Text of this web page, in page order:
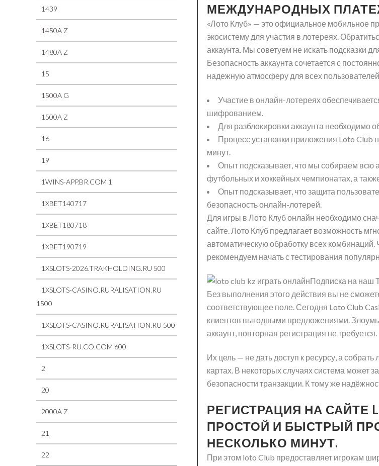
1439
1450A Z
1480A Z
15
1500A G
1500A Z
16
19
1WINS-APP.BR.COM 1
1XBET140717
1XBET180718
1XBET190719
1XSLOTS-2026.TRAKHOLDING.RU 500
1XSLOTS-CASINO.RURALISATION.RU
1500
1XSLOTS-CASINO.RURALISATION.RU 500
1XSLOTS-RU.CO.COM 600
2
20
2000A Z
21
22
МЕЖДУНАРОДНЫХ
«Лото Клуб» — это официальное мобильное
экосистему для участия в лотереях.
аккаунта. Мы советуем не искать подсказки
Безопасность аккаунта сочетается с
надежную атмосферу для всех пользователей.
Участие в онлайн-лотереях
шифрованием.
Для разблокировки аккаунта необходимо
Процесс установки приложения Loto Club
минут.
Опыт подсказывает, что мы собираем всю
футбольных и хоккейных чемпионатах, а
Опыт подсказывает, что защита
безопасность онлайн-лотерей.
Для игры в Лото Клуб онлайн необходимо
сайте. Лото Клуб предлагает возможность
автоматическую обработку всех
рекомендуем начать с тестирования
Подписка на наш
Без выполнения этого действия вы не
соответствующее поле. Сегодня Loto Club
клиентов выгодными предложениями.
аккаунт, повторная регистрация не требуется.
Их цель — не дать доступ к ресурсу, а
картах. В некоторых случаях система может
безопасности транзакции. К тому же
РЕГИСТРАЦИЯ НА САЙТЕ
ПРОСТОЙ И БЫСТРЫЙ
НЕСКОЛЬКО МИНУТ.
При этом loto Club предоставляет игрокам